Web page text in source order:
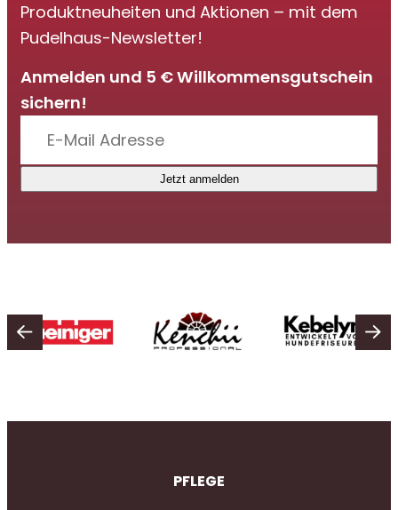
Produktneuheiten und Aktionen – mit dem
Pudelhaus-Newsletter!
Anmelden und 5 € Willkommensgutschein
sichern!
Jetzt anmelden
PFLEGE